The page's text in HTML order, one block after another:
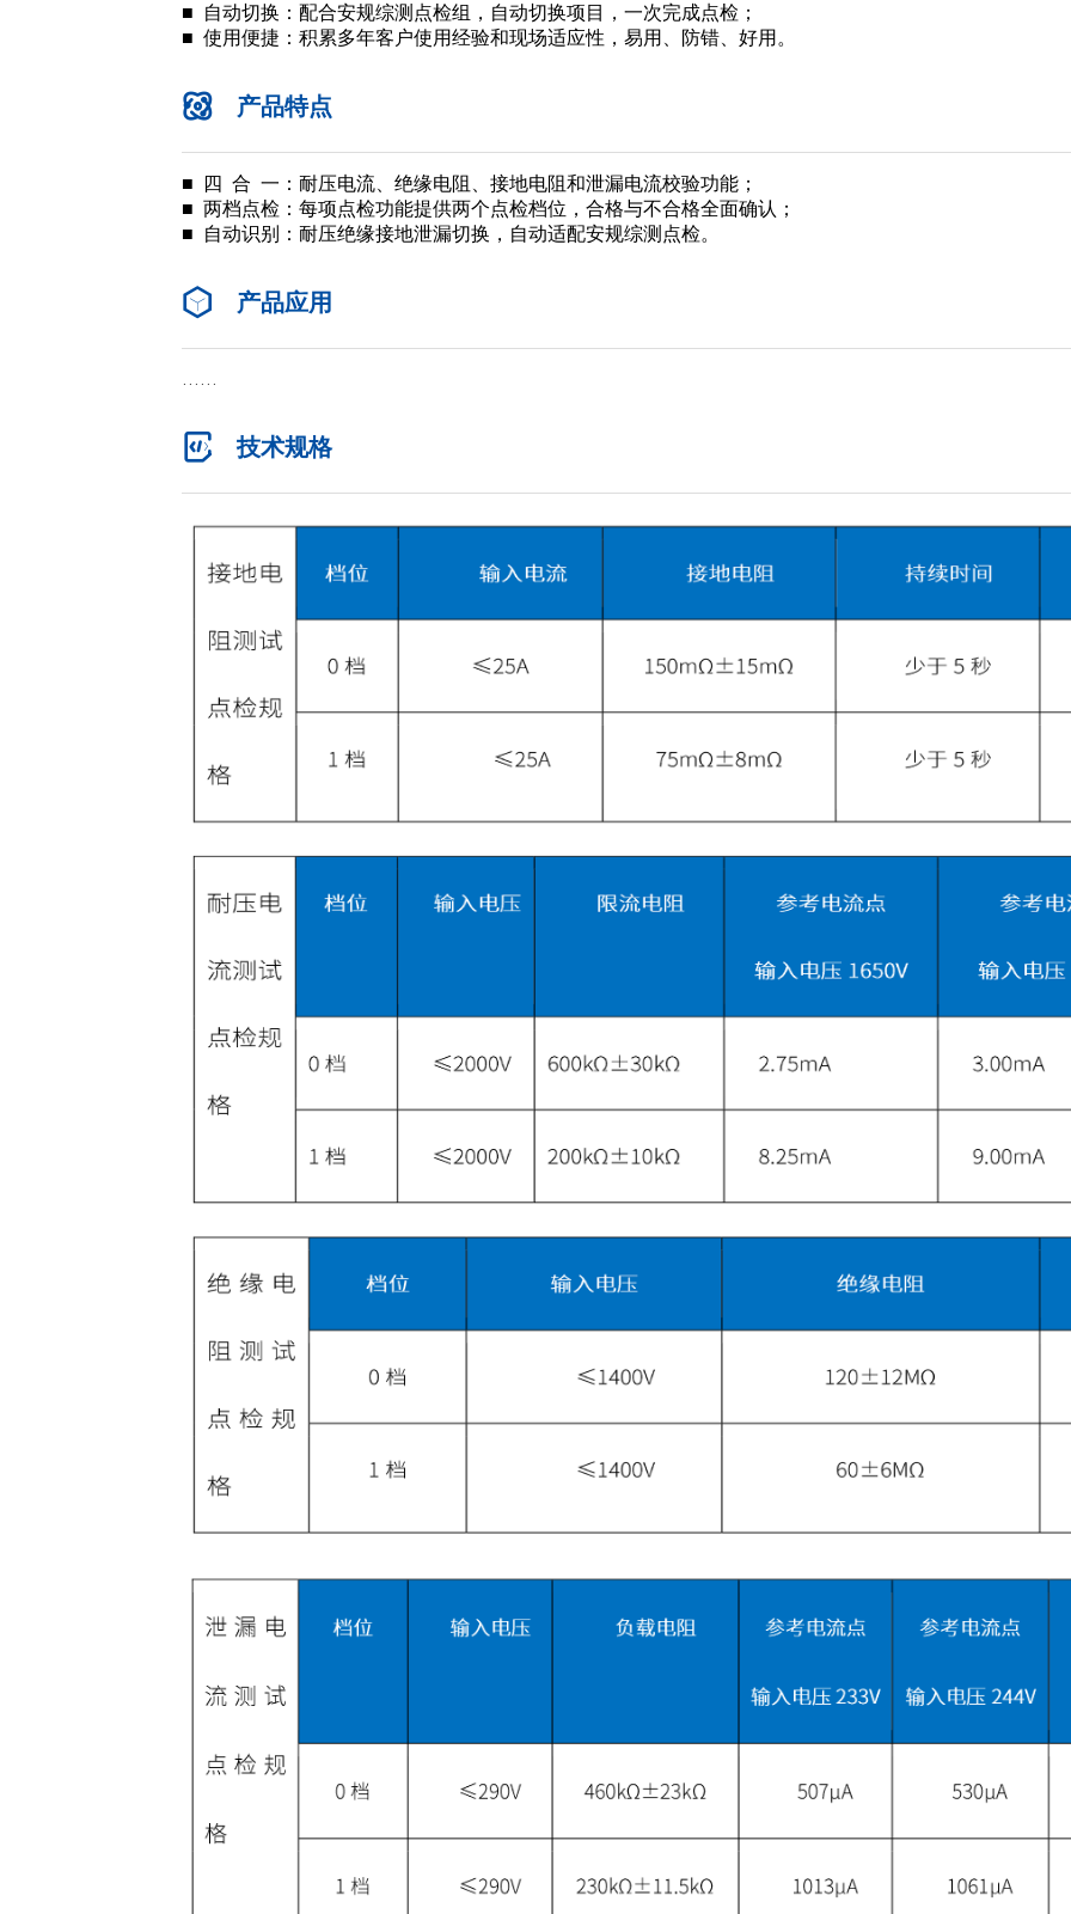
■ 自动切换：配合安规综测点检组，自动切换项目，一次完成点检；
■ 使用便捷：积累多年客户使用经验和现场适应性，易用、防错、好用。
产品特点
■ 四 合 一：耐压电流、绝缘电阻、接地电阻和泄漏电流校验功能；
■ 两档点检：每项点检功能提供两个点检档位，合格与不合格全面确认；
■ 自动识别： 耐压绝缘接地泄漏切换，自动适配安规综测点检。
产品应用
……
技术规格